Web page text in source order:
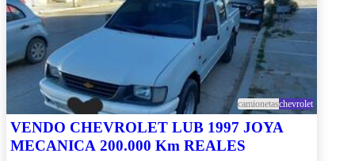
camionetaschevrolet
VENDO CHEVROLET LUB 1997 JOYA
MECANICA 200.000 Km REALES